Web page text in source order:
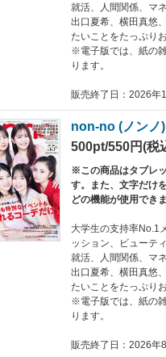
就活、人間関係、マ
出口夏希、横田真悠
たいことをたっぷり
※電子版では、紙の
ります。
販売終了日：2026年
non-no (ノンノ
500pt/550円(税
※この商品はタブレ
す。また、文字だけ
どの機能が使用できま
大学生の支持率No.1
ッション、ビューテ
就活、人間関係、マ
出口夏希、横田真悠
たいことをたっぷり
※電子版では、紙の
ります。
販売終了日：2026年